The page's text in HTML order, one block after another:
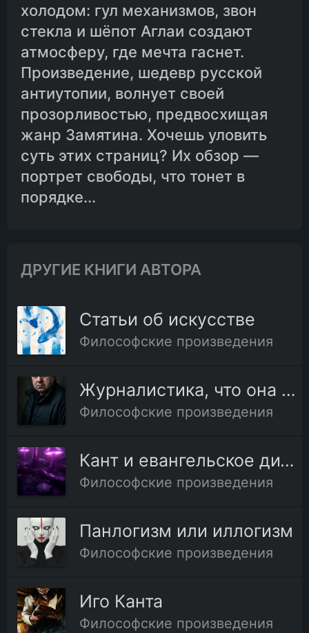
холодом: гул механизмов, звон
стекла и шёпот Аглаи создают
атмосферу, где мечта гаснет.
Произведение, шедевр русской
антиутопии, волнует своей
прозорливостью, предвосхищая
жанр Замятина. Хочешь уловить
суть этих страниц? Их обзор —
портрет свободы, что тонет в
порядке...
ДРУГИЕ КНИГИ АВТОРА
Статьи об искусстве
Философские произведения
Журналистика, что она есть и чем должна быть
Философские произведения
Кант и евангельское дитя, или Сын человеческий
Философские произведения
Панлогизм или иллогизм
Философские произведения
Иго Канта
Философские произведения